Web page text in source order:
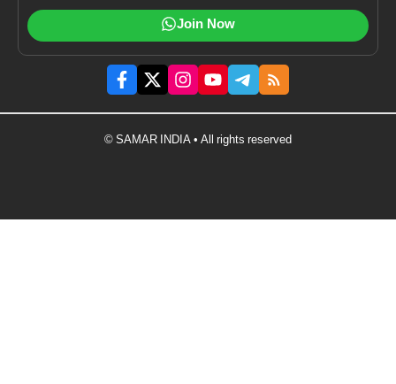
Join Now
© SAMAR INDIA • All rights reserved